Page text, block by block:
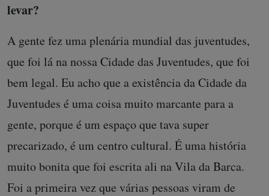
levar?
A gente fez uma plenária mundial das juventudes,
que foi lá na nossa Cidade das Juventudes, que foi
bem legal. Eu acho que a existência da Cidade da
Juventudes é uma coisa muito marcante para a
gente, porque é um espaço que tava super
precarizado, é um centro cultural. É uma história
muito bonita que foi escrita ali na Vila da Barca.
Foi a primeira vez que várias pessoas viram de